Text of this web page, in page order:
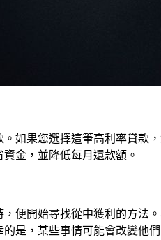
如果您選擇這筆高利率貸款
金，並降低每月還款額。
便開始尋找從中獲利的方法
是，某些事情可能會改變他